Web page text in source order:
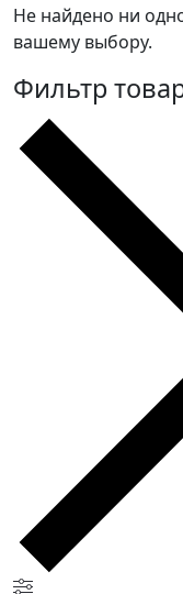
Не найдено ни
вашему выбору.
Фильтр